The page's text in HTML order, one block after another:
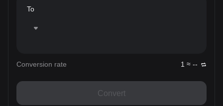
To
Conversion rate 1 ≈ --
Convert